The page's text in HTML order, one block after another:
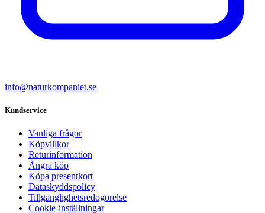
info@naturkompaniet.se
Kundservice
Vanliga frågor
Köpvillkor
Returinformation
Ångra köp
Köpa presentkort
Dataskyddspolicy
Tillgänglighetsredogörelse
Cookie-inställningar